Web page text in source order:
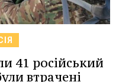
41 російський
втрачені